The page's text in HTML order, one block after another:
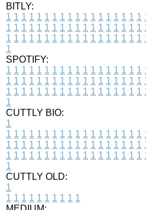
BITLY:
1 1 1 1 1 1 1 1 1 1 1 1 1 1 1 1 1 1
1 1 1 1 1 1 1 1 1 1 1 1 1 1 1 1 1 1
1 1 1 1 1 1 1 1 1 1 1 1 1 1 1 1 1 1
1
SPOTIFY:
1 1 1 1 1 1 1 1 1 1 1 1 1 1 1 1 1 1
1 1 1 1 1 1 1 1 1 1 1 1 1 1 1 1 1 1
1 1 1 1 1 1 1 1 1 1 1 1 1 1 1 1 1 1
1
CUTTLY BIO:
1
1 1 1 1 1 1 1 1 1 1 1 1 1 1 1 1 1 1
1 1 1 1 1 1 1 1 1 1 1 1 1 1 1 1 1 1
1 1 1 1 1 1 1 1 1 1 1 1 1 1 1 1 1 1
1
CUTTLY OLD:
1
1 1 1 1 1 1 1 1 1 1